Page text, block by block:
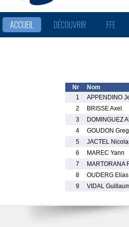
ACCUEIL DÉCOUVRIR FFE
Nr Nom
1
APPENDINO
2
BRISSE Axel
3
DOMINGUEZ
4
GOUDON
5
JACTEL
6
MAREC Yann
7
MARTORANA
8
OUDERG Elias
9
VIDAL